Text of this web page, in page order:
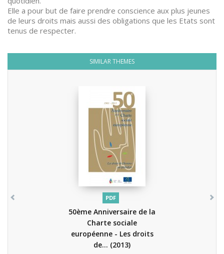
Elle a pour but de faire prendre conscience aux plus jeunes
de leurs droits mais aussi des obligations que les Etats sont
tenus de respecter.
SIMILAR THEMES
PDF
50ème Anniversaire de la
Charte sociale
européenne - Les droits
de... (2013)